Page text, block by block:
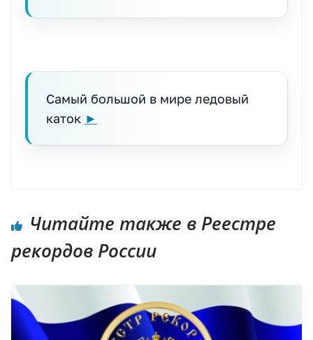
Самый большой в мире ледовый
каток ►
Читайте также в Реестре
рекордов России